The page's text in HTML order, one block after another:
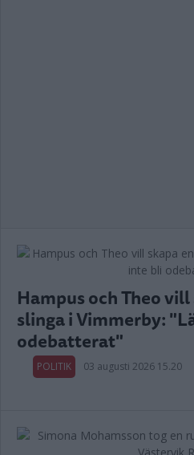
Hampus och Theo
slinga i Vimmerby:
odebatterat"
POLITIK 03 augusti 2026 15.20